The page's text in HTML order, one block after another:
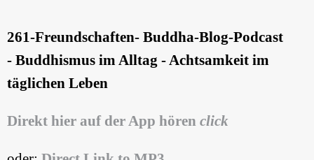
261-Freundschaften- Buddha-Blog-Podcast
- Buddhismus im Alltag - Achtsamkeit im
täglichen Leben
Direkt hier auf der App hören click